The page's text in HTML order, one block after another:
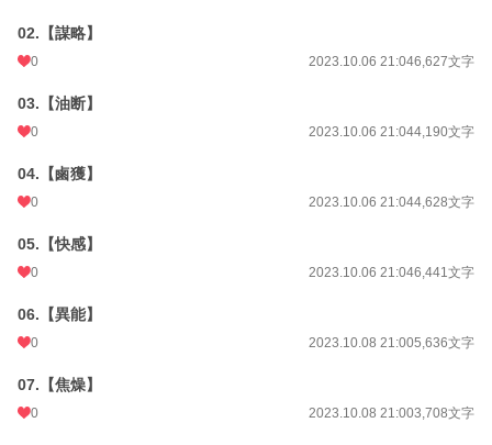
更新日時
初回公開日時
初回完結日時
週間ポイント
月間ポイント
年間ポイント
02.【謀略】
0 2023.10.06 21:046,627文字
03.【油断】
0 2023.10.06 21:044,190文字
04.【鹵獲】
0 2023.10.06 21:044,628文字
05.【快感】
0 2023.10.06 21:046,441文字
06.【異能】
0 2023.10.08 21:005,636文字
07.【焦燥】
0 2023.10.08 21:003,708文字